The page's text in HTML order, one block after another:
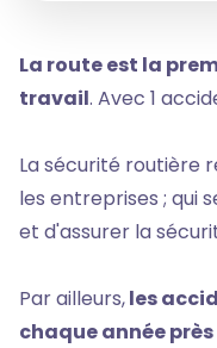
La route est la
travail. Avec 1
La sécurité routière
les entreprises ; qui
et d'assurer la
Par ailleurs,les
chaque année